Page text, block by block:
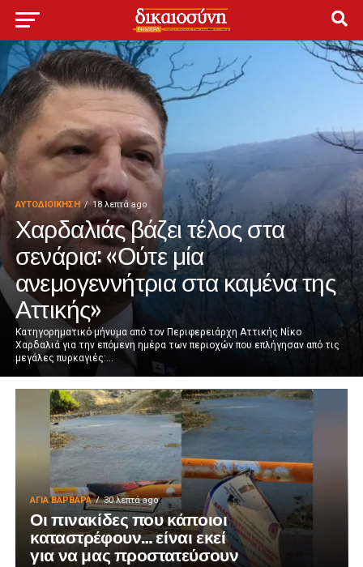
ΑΥΤΟΔΙΟΊΚΗΣΗ 18 λεπτά ago
Χαρδαλιάς βάζει τέλος στα
σενάρια: «Ούτε μία
ανεμογεννήτρια στα καμένα της
Αττικής»
Κατηγορηματικό μήνυμα από τον Περιφερειάρχη Αττικής Νίκο
Χαρδαλιά για την επόμενη ημέρα των περιοχών που επλήγησαν από τις
μεγάλες πυρκαγιές:...
ΑΓΙΑ ΒΑΡΒΑΡΑ 30 λεπτά ago
Οι πινακίδες που κάποιοι
καταστρέφουν… είναι εκεί
για να μας προστατεύσουν